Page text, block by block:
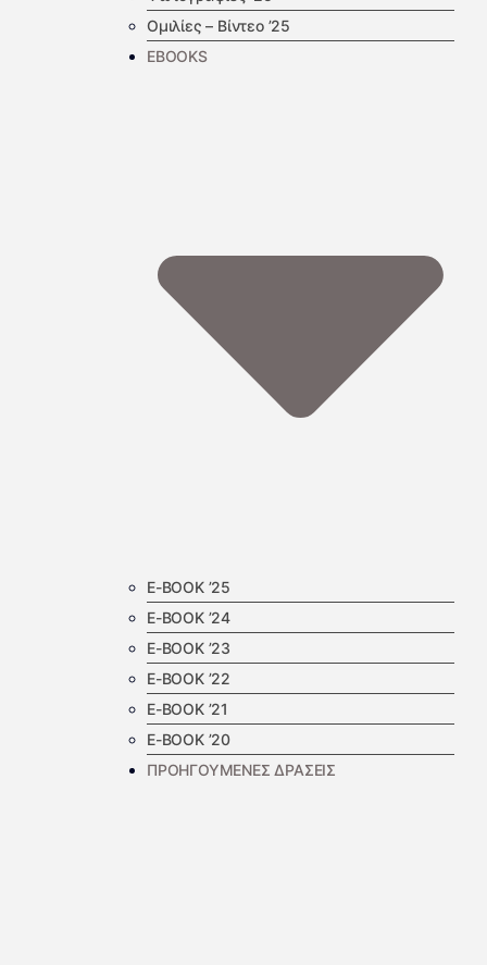
Ομιλίες – Βίντεο ’25
EBOOKS
E-BOOK ’25
E-BOOK ’24
E-BOOK ’23
E-BOOK ’22
E-BOOK ’21
E-BOOK ’20
ΠΡΟΗΓΟΥΜΕΝΕΣ ΔΡΑΣΕΙΣ